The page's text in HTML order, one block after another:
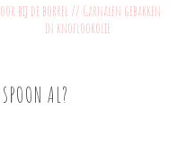
bij de borrel // Garnalen gebakken
in knoflookolie
AL?